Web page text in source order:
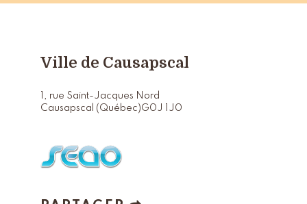
Ville de Causapscal
1, rue Saint-Jacques Nord
Causapscal (Québec)G0J 1J0